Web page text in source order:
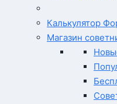
Калькулятор
Магазин